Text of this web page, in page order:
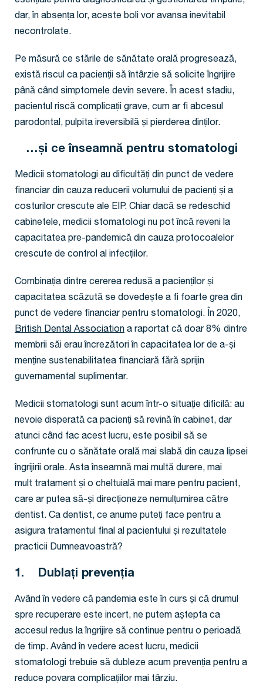
dar, în absența lor, aceste boli vor avansa inevitabil
necontrolate.
Pe măsură ce stările de sănătate orală progresează,
există riscul ca pacienții să întârzie să solicite îngrijire
până când simptomele devin severe. În acest stadiu,
pacientul riscă complicații grave, cum ar fi abcesul
parodontal, pulpita ireversibilă și pierderea dinților.
…și ce înseamnă pentru stomatologi
Medicii stomatologi au dificultăți din punct de vedere
financiar din cauza reducerii volumului de pacienți și a
costurilor crescute ale EIP. Chiar dacă se redeschid
cabinetele, medicii stomatologi nu pot încă reveni la
capacitatea pre-pandemică din cauza protocoalelor
crescute de control al infecțiilor.
Combinația dintre cererea redusă a pacienților și
capacitatea scăzută se dovedește a fi foarte grea din
punct de vedere financiar pentru stomatologi. În 2020,
British Dental Association a raportat că doar 8% dintre
membrii săi erau încrezători în capacitatea lor de a-și
menține sustenabilitatea financiară fără sprijin
guvernamental suplimentar.
Medicii stomatologi sunt acum într-o situație dificilă: au
nevoie disperată ca pacienți să revină în cabinet, dar
atunci când fac acest lucru, este posibil să se
confrunte cu o sănătate orală mai slabă din cauza lipsei
îngrijirii orale. Asta înseamnă mai multă durere, mai
mult tratament și o cheltuială mai mare pentru pacient,
care ar putea să-și direcționeze nemulțumirea către
dentist. Ca dentist, ce anume puteți face pentru a
asigura tratamentul final al pacientului și rezultatele
practicii Dumneavoastră?
1. Dublați prevenția
Având în vedere că pandemia este în curs și că drumul
spre recuperare este incert, ne putem aștepta ca
accesul redus la îngrijire să continue pentru o perioadă
de timp. Având în vedere acest lucru, medicii
stomatologi trebuie să dubleze acum prevenția pentru a
reduce povara complicațiilor mai târziu.